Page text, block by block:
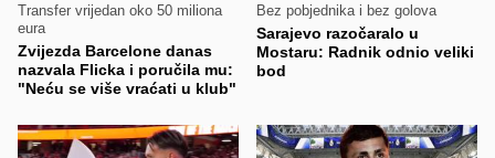
Transfer vrijedan oko 50 miliona
eura
Zvijezda Barcelone danas
nazvala Flicka i poručila mu:
"Neću se više vraćati u klub"
Bez pobjednika i bez golova
Sarajevo razočaralo u
Mostaru: Radnik odnio veliki
bod